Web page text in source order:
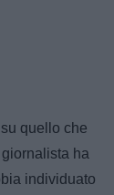
quello che
ha
individuato